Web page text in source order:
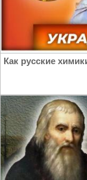
Как русские